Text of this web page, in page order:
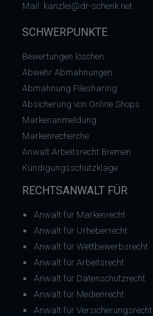
Mail: kanzlei@dr-schenk.net
SCHWERPUNKTE
Bewertungen löschen
Abwehr Abmahnungen
Abmahnung Filesharing
Absicherung von Online Shops
Markenanmeldung
Markenrecherche
Anwalt Arbeitsrecht Bremen
Kündigungsschutzklage
RECHTSANWALT FÜR
Anwalt für Markenrecht
Anwalt für Urheberrecht
Anwalt für Wettbewerbsrecht
Anwalt für Arbeitsrecht
Anwalt für Datenschutzrecht
Anwalt für Medienrecht
Anwalt für Versicherungsrecht